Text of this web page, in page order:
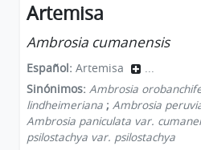
Artemisa
Ambrosia cumanensis
Español: Artemisa
...
Sinónimos: Ambrosia
lindheimeriana ; Ambrosia
Ambrosia paniculata var.
psilostachya var. psilostachya